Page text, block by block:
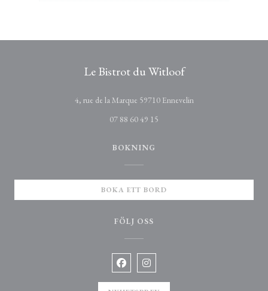
Le Bistrot du Witloof
4, rue de la Marque 59710 Ennevelin((öppnas i ett nytt
07 88 60 49 15
BOKNING
BOKA ETT BORD
FÖLJ OSS
Facebook ((öppnas i ett nytt fönster))
Instagram ((öppnas i ett nytt